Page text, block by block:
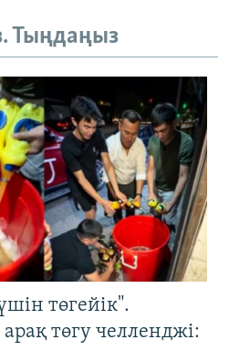
Тыңдаңыз
төгейік".
төгу челленджі: